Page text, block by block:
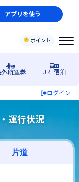
アプリを使う
ポイント
外航空券 JR+宿泊
ログイン
運行状況
片道